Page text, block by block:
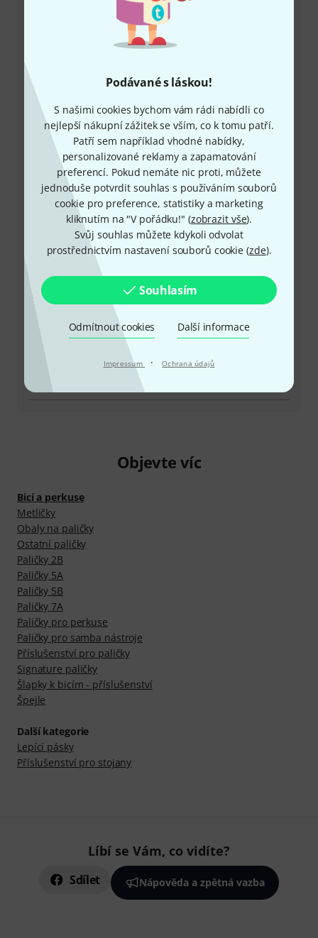
Podávané s láskou!
S našimi cookies bychom vám rádi nabídli co
nejlepší nákupní zážitek se vším, co k tomu patří.
Patří sem například vhodné nabídky,
personalizované reklamy a zapamatování
preferencí. Pokud nemáte nic proti, můžete
jednoduše potvrdit souhlas s používáním souborů
cookie pro preference, statistiky a marketing
kliknutím na "V pořádku!" (zobrazit vše).
Svůj souhlas můžete kdykoli odvolat
prostřednictvím nastavení souborů cookie (zde).
Souhlasím
Odmítnout cookies Další informace
Impressum · Ochrana údajů
Zákaznický servis - Česko
+49-9546-9223-649
Máte-li jakýkoli dotaz nebo problém, kolegové ze
zákaznického centra jsou vždy připraveni pomoci
Mějte připraveno zákaznické číslo
Provozní doba (CEST - Středoevropský
letní čas)
Zařídit zpětné volání
Více možností kontaktu
Objevte víc
Bicí a perkuse
Metličky
Obaly na paličky
Ostatní paličky
Paličky 2B
Paličky 5A
Paličky 5B
Paličky 7A
Paličky pro perkuse
Paličky pro samba nástroje
Příslušenství pro paličky
Signature paličky
Šlapky k bicím - příslušenství
Špejle
Další kategorie
Lepící pásky
Příslušenství pro stojany
Líbí se Vám, co vidíte?
Sdílet Nápověda a zpětná vazba